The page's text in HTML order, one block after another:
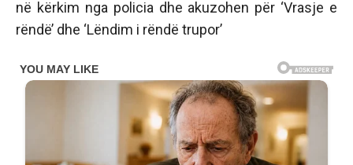
në kërkim nga policia dhe akuzohen për ‘Vrasje e
rëndë’ dhe ‘Lëndim i rëndë trupor’